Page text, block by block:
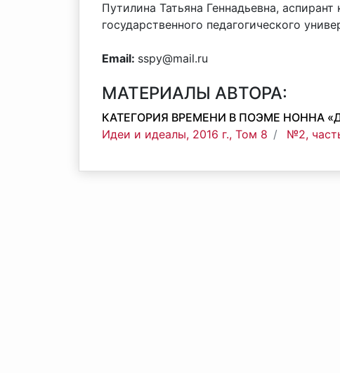
Путилина Татьяна Геннадьевна,
государственного педагогического
Email: sspy@mail.ru
МАТЕРИАЛЫ АВТОРА:
КАТЕГОРИЯ ВРЕМЕНИ В ПОЭМЕ НОННА
Идеи и идеалы, 2016 г., Том 8
№2,